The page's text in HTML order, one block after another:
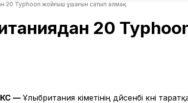
20 Typhoon жойғыш ұшағын сатып алмақ
20
— Ұлыбритания үкіметінің дүйсенбі күні